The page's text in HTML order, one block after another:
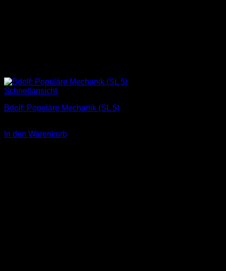
Schnellansicht
Bdolf: Populäre Mechanik (SL 5)
In den Warenkorb